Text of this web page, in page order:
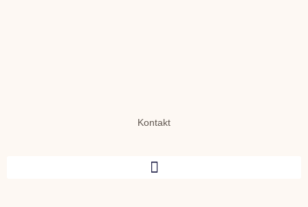
Kontakt